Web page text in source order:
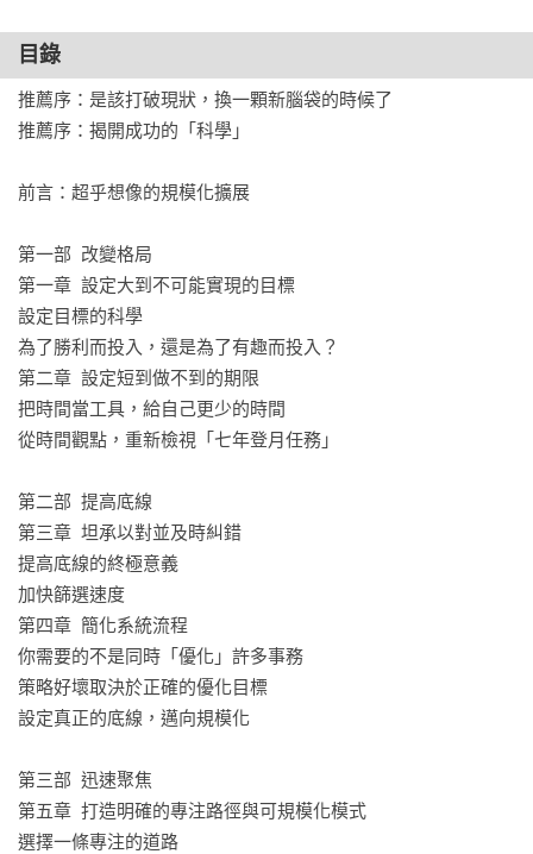
不必要的步驟並簡化系統。
目錄
推薦序：是該打破現狀，換一顆新腦袋的時候了
推薦序：揭開成功的「科學」
前言：超乎想像的規模化擴展
第一部  改變格局
第一章  設定大到不可能實現的目標
設定目標的科學
為了勝利而投入，還是為了有趣而投入？
第二章  設定短到做不到的期限
把時間當工具，給自己更少的時間
從時間觀點，重新檢視「七年登月任務」
第二部  提高底線
第三章  坦承以對並及時糾錯
提高底線的終極意義
加快篩選速度
第四章  簡化系統流程
你需要的不是同時「優化」許多事務
策略好壞取決於正確的優化目標
設定真正的底線，邁向規模化
第三部  迅速聚焦
第五章  打造明確的專注路徑與可規模化模式
選擇一條專注的道路